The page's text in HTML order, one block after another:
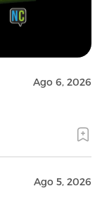
Ago 6, 2026
Ago 5, 2026